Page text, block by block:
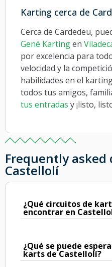
Karting cerca de
Cerca de Cardedeu,
Gené Kartingen
por excelencia para
velocidad y la
habilidades en el
todos tus amigos,
tus entradas y ¡listo,
Frequently
Castellolí
¿Qué circuitos de
encontrar en
¿Qué se puede
karts de Castellolí?